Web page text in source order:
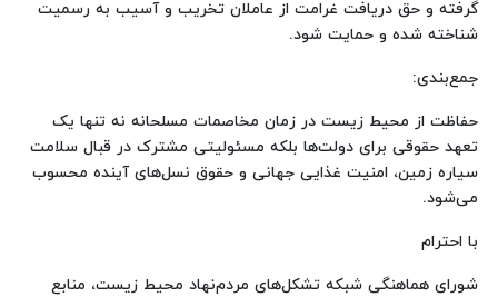
گرفته و حق دریافت غرامت از عاملان تخریب و آسیب به رسمیت
شناخته شده و حمایت شود.
جمع‌بندی:
حفاظت از محیط زیست در زمان مخاصمات مسلحانه نه تنها یک
تعهد حقوقی برای دولت‌ها بلکه مسئولیتی مشترک در قبال سلامت
سیاره زمین، امنیت غذایی جهانی و حقوق نسل‌های آینده محسوب
می‌شود.
با احترام
شورای هماهنگی شبکه تشکل‌های مردم‌نهاد محیط زیست، منابع